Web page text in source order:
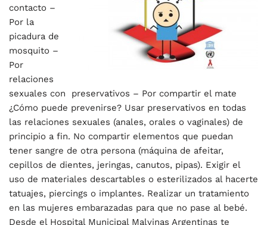
contacto –
Por la
picadura de
mosquito –
Por
relaciones
sexuales con preservativos – Por compartir el mate
¿Cómo puede prevenirse? Usar preservativos en todas
las relaciones sexuales (anales, orales o vaginales) de
principio a fin. No compartir elementos que puedan
tener sangre de otra persona (máquina de afeitar,
cepillos de dientes, jeringas, canutos, pipas). Exigir el
uso de materiales descartables o esterilizados al hacerte
tatuajes, piercings o implantes. Realizar un tratamiento
en las mujeres embarazadas para que no pase al bebé.
Desde el Hospital Municipal Malvinas Argentinas te